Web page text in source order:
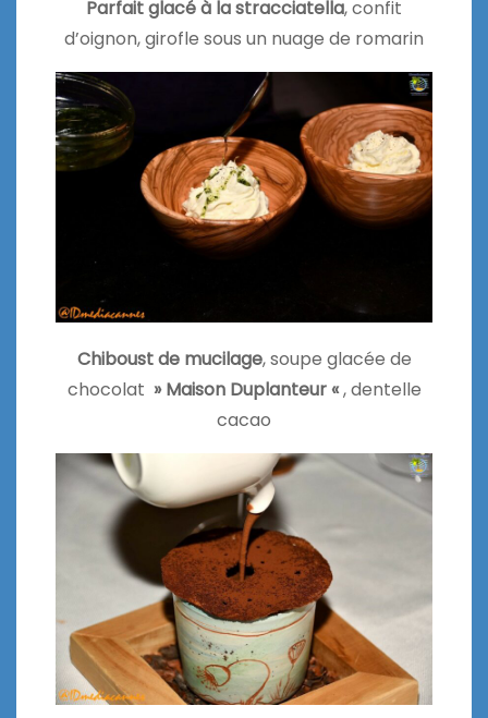
Parfait glacé à la stracciatella, confit
d’oignon, girofle sous un nuage de romarin
Chiboust de mucilage, soupe glacée de
chocolat » Maison Duplanteur «, dentelle
cacao